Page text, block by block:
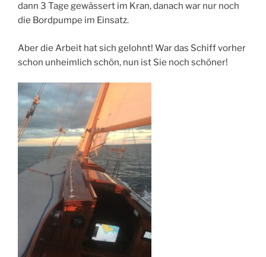
dann 3 Tage gewässert im Kran, danach war nur noch
die Bordpumpe im Einsatz.
Aber die Arbeit hat sich gelohnt! War das Schiff vorher
schon unheimlich schön, nun ist Sie noch schöner!